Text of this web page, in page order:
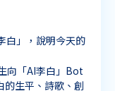
白」，說明今天的
向「AI李白」Bot
生平、詩歌、創